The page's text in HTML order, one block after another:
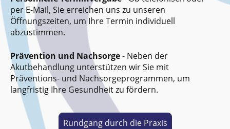
per E-Mail, Sie erreichen uns zu unseren
Öffnungszeiten, um Ihre Termin individuell
abzustimmen.
Prävention und Nachsorge- Neben der
Akutbehandlung unterstützen wir Sie mit
Präventions- und Nachsorgeprogrammen, um
langfristig Ihre Gesundheit zu fördern.
Rundgang durch die Praxis